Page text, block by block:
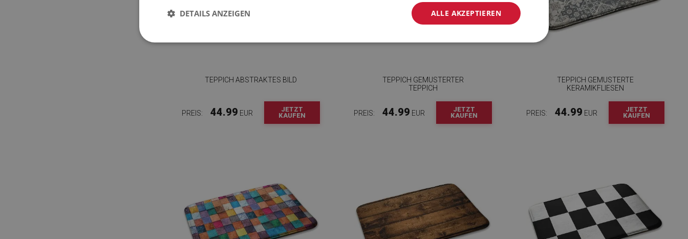
TEPPICH ABSTRAKTES BILD
PREIS: 44.99 EUR
JETZT
KAUFEN
TEPPICH GEMUSTERTER
TEPPICH
PREIS: 44.99 EUR
JETZT
KAUFEN
TEPPICH GEMUSTERTE
KERAMIKFLIESEN
PREIS: 44.99 EUR
JETZT
KAUFEN
ALLE AKZEPTIEREN
DETAILS ANZEIGEN